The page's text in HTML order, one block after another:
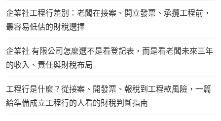
企業社工程行差別：老闆在接案、開立發票、承攬工程前，
最容易低估的財稅選擇
企業社 有限公司怎麼選不是看登記表，而是看老闆未來三年
的收入、責任與財稅布局
工程行是什麼？從接案、開發票、報稅到工程款風險，一篇
給準備成立工程行的人看的財稅判斷指南